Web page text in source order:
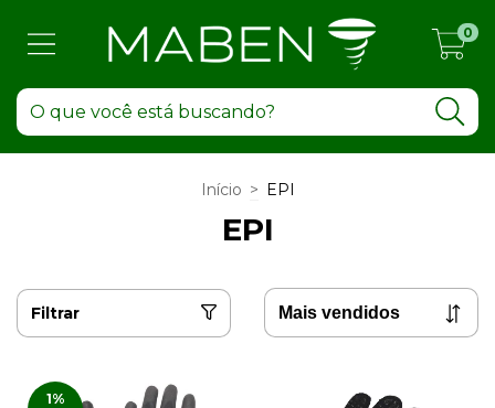
0
Início > EPI
EPI
Filtrar
1%